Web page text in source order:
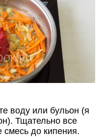
воду или бульон (я
Тщательно все
до кипения.